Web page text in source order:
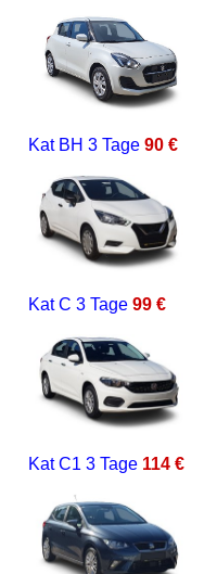
Kat BH 3 Tage 90 €
Kat C 3 Tage 99 €
Kat C1 3 Tage 114 €